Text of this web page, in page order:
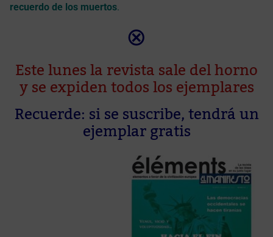
recuerdo de los muertos.
⊗
Este lunes la revista sale del horno
y se expiden todos los ejemplares
Recuerde: si se suscribe, tendrá un
ejemplar gratis